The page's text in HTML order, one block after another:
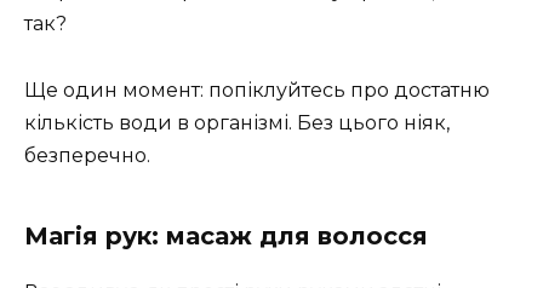
так?
Ще один момент: попіклуйтесь про достатню
кількість води в організмі. Без цього ніяк,
безперечно.
Магія рук: масаж для волосся